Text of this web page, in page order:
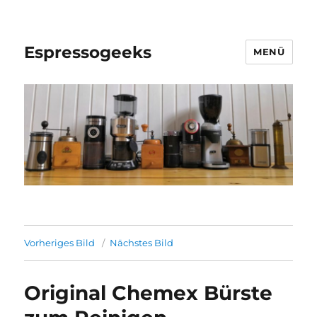
Espressogeeks MENÜ
Vorheriges Bild Nächstes Bild
Original Chemex Bürste